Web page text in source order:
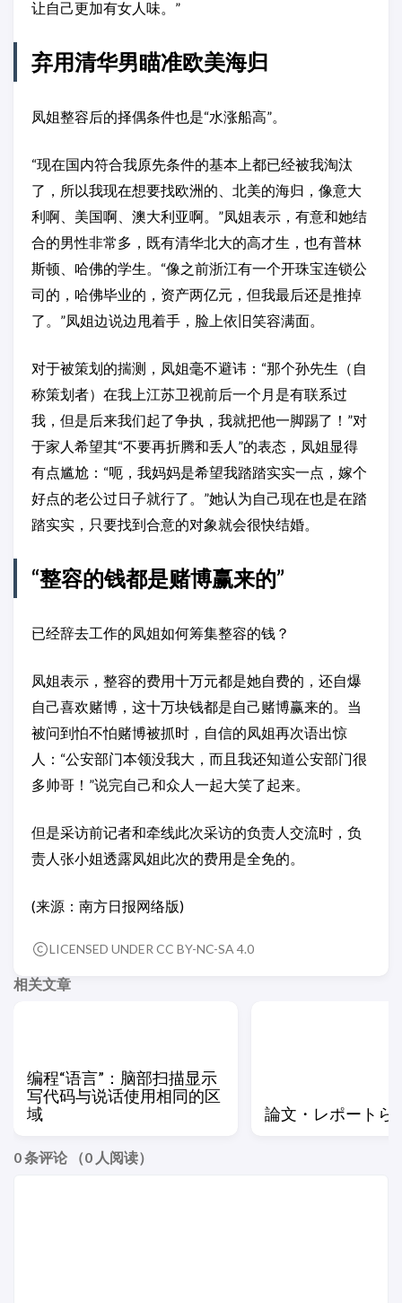
让自己更加有女人味。”
弃用清华男瞄准欧美海归
凤姐整容后的择偶条件也是“水涨船高”。
“现在国内符合我原先条件的基本上都已经被我淘汰
了，所以我现在想要找欧洲的、北美的海归，像意大
利啊、美国啊、澳大利亚啊。”凤姐表示，有意和她结
合的男性非常多，既有清华北大的高才生，也有普林
斯顿、哈佛的学生。“像之前浙江有一个开珠宝连锁公
司的，哈佛毕业的，资产两亿元，但我最后还是推掉
了。”凤姐边说边甩着手，脸上依旧笑容满面。
对于被策划的揣测，凤姐毫不避讳：“那个孙先生（自
称策划者）在我上江苏卫视前后一个月是有联系过
我，但是后来我们起了争执，我就把他一脚踢了！”对
于家人希望其“不要再折腾和丢人”的表态，凤姐显得
有点尴尬：“呃，我妈妈是希望我踏踏实实一点，嫁个
好点的老公过日子就行了。”她认为自己现在也是在踏
踏实实，只要找到合意的对象就会很快结婚。
“整容的钱都是赌博赢来的”
已经辞去工作的凤姐如何筹集整容的钱？
凤姐表示，整容的费用十万元都是她自费的，还自爆
自己喜欢赌博，这十万块钱都是自己赌博赢来的。当
被问到怕不怕赌博被抓时，自信的凤姐再次语出惊
人：“公安部门本领没我大，而且我还知道公安部门很
多帅哥！”说完自己和众人一起大笑了起来。
但是采访前记者和牵线此次采访的负责人交流时，负
责人张小姐透露凤姐此次的费用是全免的。
(来源：南方日报网络版)
LICENSED UNDER CC BY-NC-SA 4.0
相关文章
编程“语言”：脑部扫描显示
写代码与说话使用相同的区
域
論文・レポートら
0条评论 （0 人阅读）